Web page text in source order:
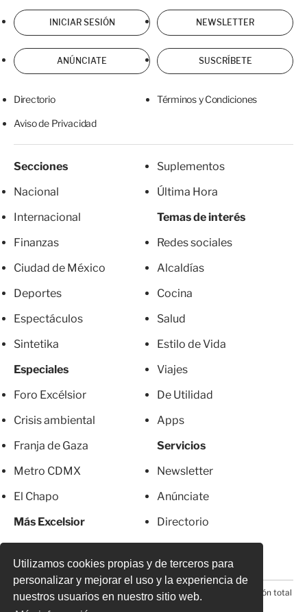
Utilizamos cookies propias y de terceros para
personalizar y mejorar el uso y la experiencia de
nuestros usuarios en nuestro sitio web.
INICIAR SESIÓN NEWSLETTER
ANÚNCIATE SUSCRÍBETE
Directorio Términos y Condiciones
Aviso de Privacidad
Secciones
Nacional
Internacional
Finanzas
Ciudad de México
Deportes
Espectáculos
Sintetika
Especiales
Foro Excélsior
Crisis ambiental
Franja de Gaza
Metro CDMX
El Chapo
Más Excelsior
Mujeres
Suplementos
Última Hora
Temas de interés
Redes sociales
Alcaldías
Cocina
Salud
Estilo de Vida
Viajes
De Utilidad
Apps
Servicios
Newsletter
Anúnciate
Directorio
Suscripciones
© 2026 Todos los derechos reservados. Prohibida la reproducción total
o parcial, incluyendo cualquier medio electrónico*